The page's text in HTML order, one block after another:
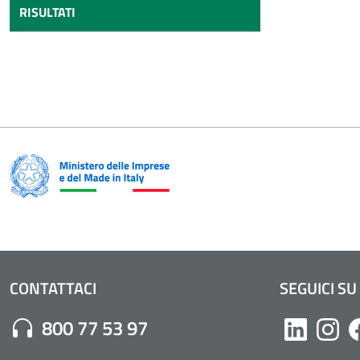
RISULTATI
CONTATTACI
Numero di Telefono:
800 77 53 97
SEGUICI SU
Likedin